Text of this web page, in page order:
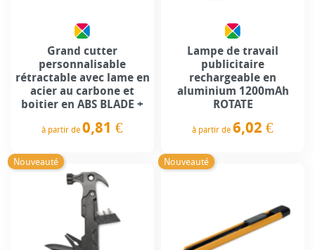
Grand cutter
personnalisable
rétractable avec lame en
acier au carbone et
boitier en ABS BLADE +
à partir de 0,81 €
Lampe de travail
publicitaire
rechargeable en
aluminium 1200mAh
ROTATE
à partir de 6,02 €
Nouveauté Nouveauté